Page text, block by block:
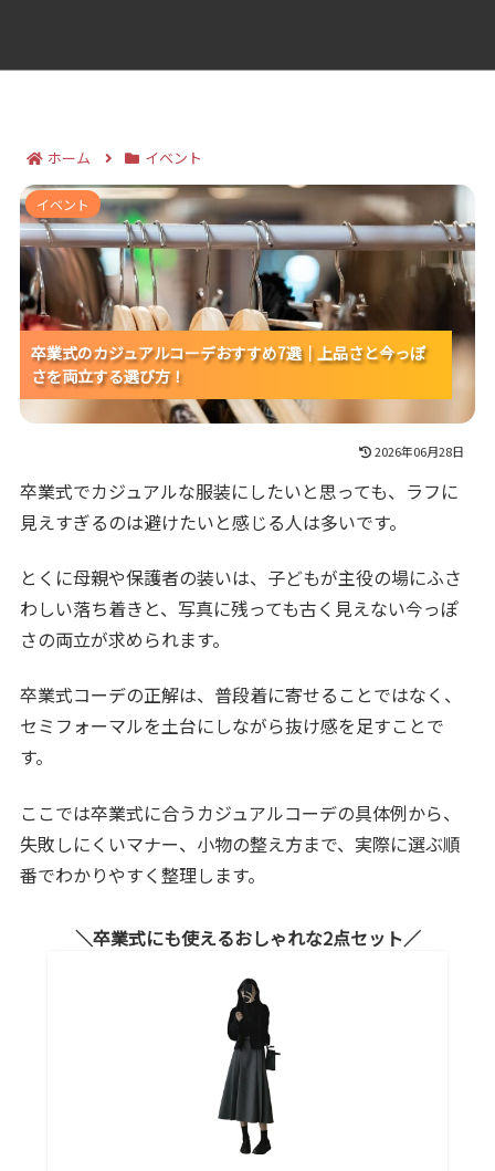
ホーム イベント
卒業式のカジュアルコーデおすすめ7選｜上品さと今っ
ぽさを両立する選び方！
卒業式のカジュアルコーデおすすめ7選｜上品さと今っぽ
さを両立する選び方！
卒業式のカジュアルコーデおすすめ7選｜上品さと今っぽ
さを両立する選び方！
卒業式のカジュアルコーデおすすめ7選｜上品さと今っぽ
さを両立する選び方！
イベント
2026年06月28日
卒業式でカジュアルな服装にしたいと思っても、ラフに
見えすぎるのは避けたいと感じる人は多いです。
とくに母親や保護者の装いは、子どもが主役の場にふさ
わしい落ち着きと、写真に残っても古く見えない今っぽ
さの両立が求められます。
卒業式コーデの正解は、普段着に寄せることではなく、
セミフォーマルを土台にしながら抜け感を足すことで
す。
ここでは卒業式に合うカジュアルコーデの具体例から、
失敗しにくいマナー、小物の整え方まで、実際に選ぶ順
番でわかりやすく整理します。
卒業式にも使えるおしゃれな2点セット